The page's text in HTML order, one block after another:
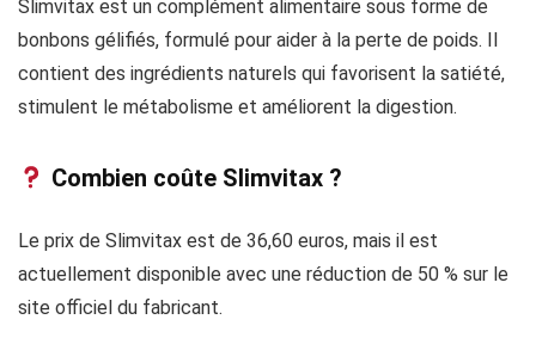
Slimvitax est un complément alimentaire sous forme de
bonbons gélifiés, formulé pour aider à la perte de poids. Il
contient des ingrédients naturels qui favorisent la satiété,
stimulent le métabolisme et améliorent la digestion.
Combien coûte Slimvitax ?
Le prix de Slimvitax est de 36,60 euros, mais il est
actuellement disponible avec une réduction de 50 % sur le
site officiel du fabricant.